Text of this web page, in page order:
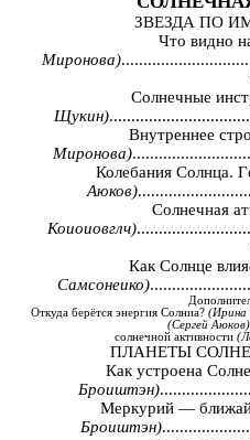
ЗВЕЗДА ПО
Что видно
Миронова)
Солнечные
Щукин)
Внутреннее
Миронова)
Колебания Солнца.
Аюков)
Солнечная
Коиоиовглч)
Как Солнце
Самсонеико)
Откуда берётся энергия Солниа?(Ирина
(Сергей Аюков)
солнечной активности (
ПЛАНЕТЫ
Как устроена
Броиштэн)
Меркурий —
Броиштэн)